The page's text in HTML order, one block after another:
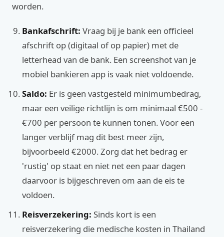
worden.
Bankafschrift: Vraag bij je bank een officieel
afschrift op (digitaal of op papier) met de
letterhead van de bank. Een screenshot van je
mobiel bankieren app is vaak niet voldoende.
Saldo: Er is geen vastgesteld minimumbedrag,
maar een veilige richtlijn is om minimaal €500 -
€700 per persoon te kunnen tonen. Voor een
langer verblijf mag dit best meer zijn,
bijvoorbeeld €2000. Zorg dat het bedrag er
'rustig' op staat en niet net een paar dagen
daarvoor is bijgeschreven om aan de eis te
voldoen.
Reisverzekering: Sinds kort is een
reisverzekering die medische kosten in Thailand